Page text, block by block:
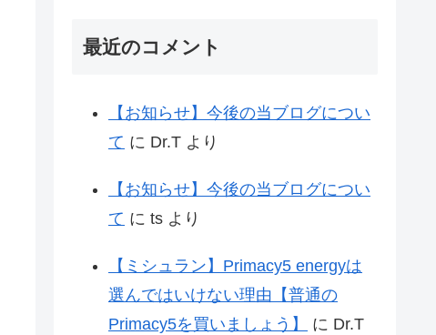
最近のコメント
【お知らせ】今後の当ブログについ
て に Dr.T より
【お知らせ】今後の当ブログについ
て に ts より
【ミシュラン】Primacy5 energyは
選んではいけない理由【普通の
Primacy5を買いましょう】
に Dr.T